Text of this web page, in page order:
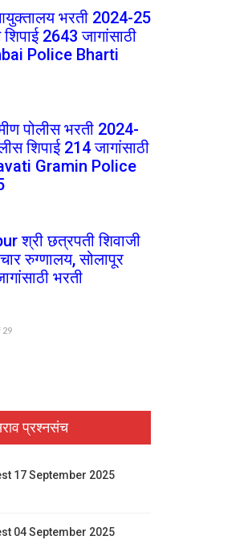
भरती 2024-25
2643 जागांसाठी
Police Bharti
पोलीस भरती 2024-
शिपाई 214 जागांसाठी
Gramin Police
श्री छत्रपती शिवाजी
रुग्णालय, सोलापूर
भरती
29
प्रश्नसंच
17 September 2025
04 September 2025